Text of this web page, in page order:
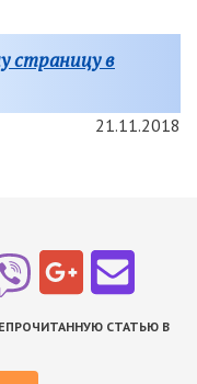
страницу в
21.11.2018
СТАТЬЮ В